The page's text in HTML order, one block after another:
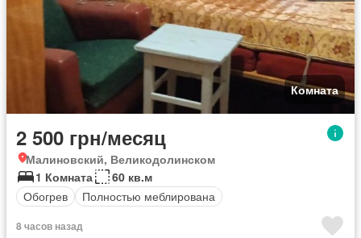
Комната
2 500 грн/месяц
Малиновский, Великодолинском
1 Комната
60 кв.м
Обогрев
Полностью меблирована
8 часов назад